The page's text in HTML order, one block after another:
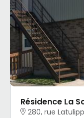
Résidence La
280, rue